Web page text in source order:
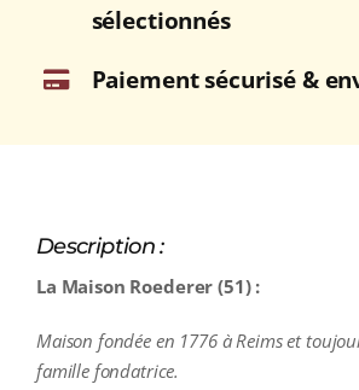
sélectionnés
Paiement sécurisé &
Description :
La Maison Roederer (51) :
Maison fondée en 1776 à Reims et
famille fondatrice.